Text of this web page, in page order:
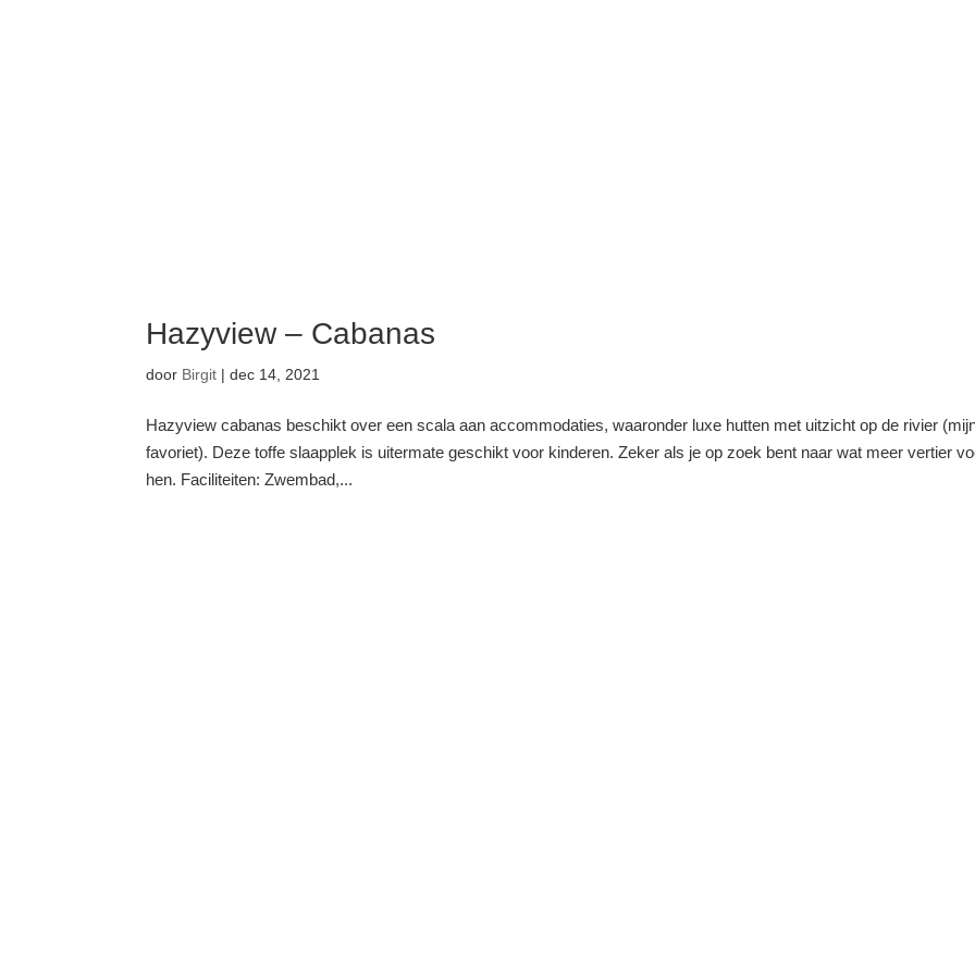
Hazyview – Cabanas
door Birgit |dec 14, 2021
Hazyview cabanas beschikt over een scala aan accommodaties, waaronder luxe hutten met uitzicht op de rivier
favoriet). Deze toffe slaapplek is uitermate geschikt voor kinderen. Zeker als je op zoek bent naar wat meer vertier
hen. Faciliteiten: Zwembad,...